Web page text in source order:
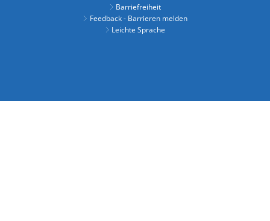
Barriefreiheit
Feedback - Barrieren melden
Leichte Sprache